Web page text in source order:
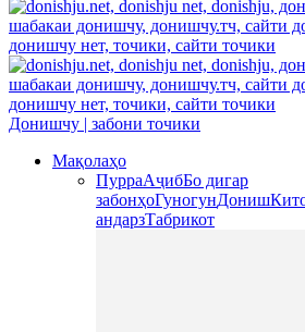
Донишчу | забони точики
Мақолаҳо
ПурраАҷибБо дигар
забонҳоГуногунДониш
андарзТабрикот